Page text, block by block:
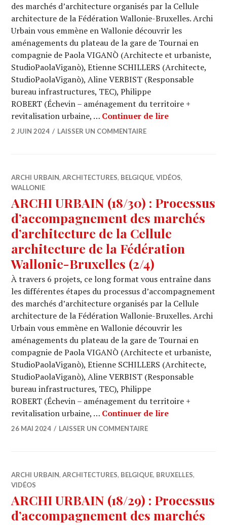
des marchés d’architecture organisés par la Cellule
architecture de la Fédération Wallonie-Bruxelles. Archi
Urbain vous emmène en Wallonie découvrir les
aménagements du plateau de la gare de Tournai en
compagnie de Paola VIGANÒ (Architecte et urbaniste,
StudioPaolaViganò), Etienne SCHILLERS (Architecte,
StudioPaolaViganò), Aline VERBIST (Responsable
bureau infrastructures, TEC), Philippe
ROBERT (Échevin – aménagement du territoire +
revitalisation urbaine, … Continuer de lireARCHI
2 JUIN 2024 LAISSER UN COMMENTAIRE
ARCHI URBAIN,ARCHITECTURES, BELGIQUE,VIDÉOS,
WALLONIE
ARCHI URBAIN (18/30) : Processus
d’accompagnement des marchés
d’architecture de la Cellule
architecture de la Fédération
Wallonie-Bruxelles (2/4)
À travers 6 projets, ce long format vous entraîne dans
les différentes étapes du processus d’accompagnement
des marchés d’architecture organisés par la Cellule
architecture de la Fédération Wallonie-Bruxelles. Archi
Urbain vous emmène en Wallonie découvrir les
aménagements du plateau de la gare de Tournai en
compagnie de Paola VIGANÒ (Architecte et urbaniste,
StudioPaolaViganò), Etienne SCHILLERS (Architecte,
StudioPaolaViganò), Aline VERBIST (Responsable
bureau infrastructures, TEC), Philippe
ROBERT (Échevin – aménagement du territoire +
revitalisation urbaine, … Continuer de lireARCHI
26 MAI 2024 LAISSER UN COMMENTAIRE
ARCHI URBAIN,ARCHITECTURES, BELGIQUE, BRUXELLES,
VIDÉOS
ARCHI URBAIN (18/29) : Processus
d’accompagnement des marchés